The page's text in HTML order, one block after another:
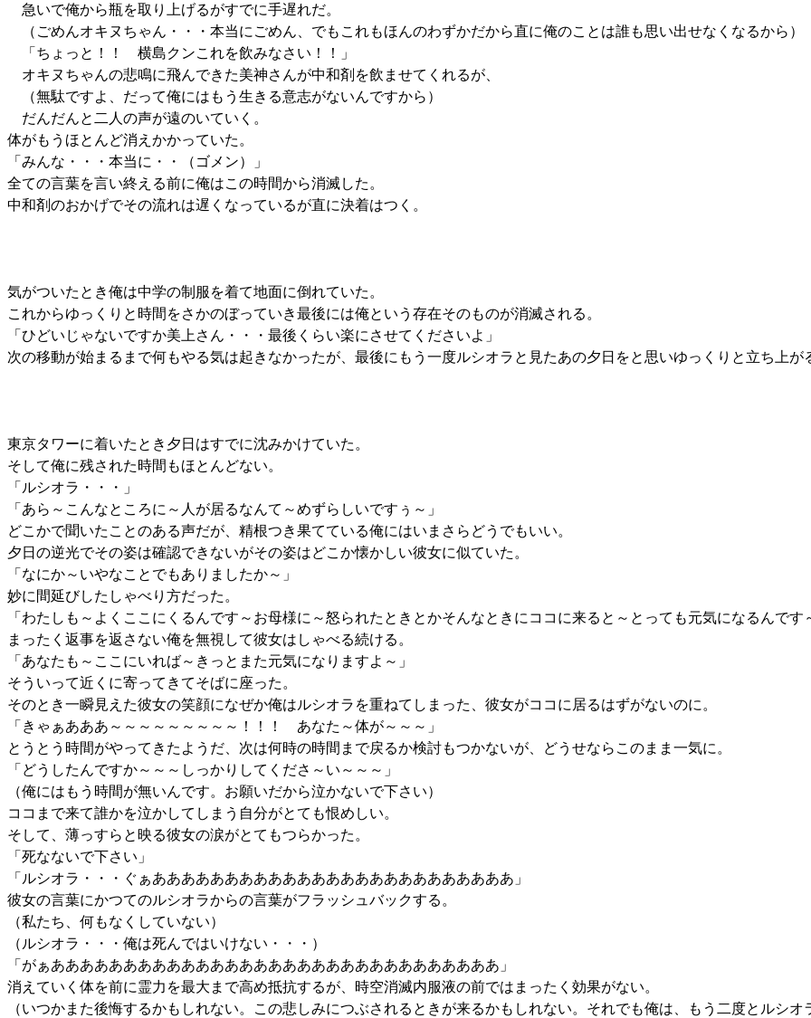
急いで俺から瓶を取り上げるがすでに手遅れだ。
（ごめんオキヌちゃん・・・本当にごめん、でもこれもほんのわずかだから直に俺のことは誰も思い出せなくなるから）
「ちょっと！！ 横島クンこれを飲みなさい！！」
オキヌちゃんの悲鳴に飛んできた美神さんが中和剤を飲ませてくれるが、
（無駄ですよ、だって俺にはもう生きる意志がないんですから）
だんだんと二人の声が遠のいていく。
体がもうほとんど消えかかっていた。
「みんな・・・本当に・・（ゴメン）」
全ての言葉を言い終える前に俺はこの時間から消滅した。
中和剤のおかげでその流れは遅くなっているが直に決着はつく。
気がついたとき俺は中学の制服を着て地面に倒れていた。
これからゆっくりと時間をさかのぼっていき最後には俺という存在そのものが消滅される。
「ひどいじゃないですか美上さん・・・最後くらい楽にさせてくださいよ」
次の移動が始まるまで何もやる気は起きなかったが、最後にもう一度ルシオラと見たあの夕日をと思いゆっくりと立ち上が
東京タワーに着いたとき夕日はすでに沈みかけていた。
そして俺に残された時間もほとんどない。
「ルシオラ・・・」
「あら～こんなところに～人が居るなんて～めずらしいですぅ～」
どこかで聞いたことのある声だが、精根つき果てている俺にはいまさらどうでもいい。
夕日の逆光でその姿は確認できないがその姿はどこか懐かしい彼女に似ていた。
「なにか～いやなことでもありましたか～」
妙に間延びしたしゃべり方だった。
「わたしも～よくここにくるんです～お母様に～怒られたときとかそんなときにココに来ると～とっても元気になるんです
まったく返事を返さない俺を無視して彼女はしゃべる続ける。
「あなたも～ここにいれば～きっとまた元気になりますよ～」
そういって近くに寄ってきてそばに座った。
そのとき一瞬見えた彼女の笑顔になぜか俺はルシオラを重ねてしまった、彼女がココに居るはずがないのに。
「きゃぁあああ～～～～～～～～～！！！ あなた～体が～～～」
とうとう時間がやってきたようだ、次は何時の時間まで戻るか検討もつかないが、どうせならこのまま一気に。
「どうしたんですか～～～しっかりしてくださ～い～～～」
（俺にはもう時間が無いんです。お願いだから泣かないで下さい）
ココまで来て誰かを泣かしてしまう自分がとても恨めしい。
そして、薄っすらと映る彼女の涙がとてもつらかった。
「死なないで下さい」
「ルシオラ・・・ぐぁあああああああああああああああああああああああああ」
彼女の言葉にかつてのルシオラからの言葉がフラッシュバックする。
（私たち、何もなくしていない）
（ルシオラ・・・俺は死んではいけない・・・）
「がぁあああああああああああああああああああああああああああああああ」
消えていく体を前に霊力を最大まで高め抵抗するが、時空消滅内服液の前ではまったく効果がない。
（いつかまた後悔するかもしれない。この悲しみにつぶされるときが来るかもしれない。それでも俺は、もう二度とルシ